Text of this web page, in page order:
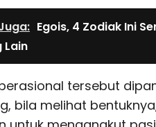
Egois, 4 Zodiak Ini
Lain
tersebut
bila melihat